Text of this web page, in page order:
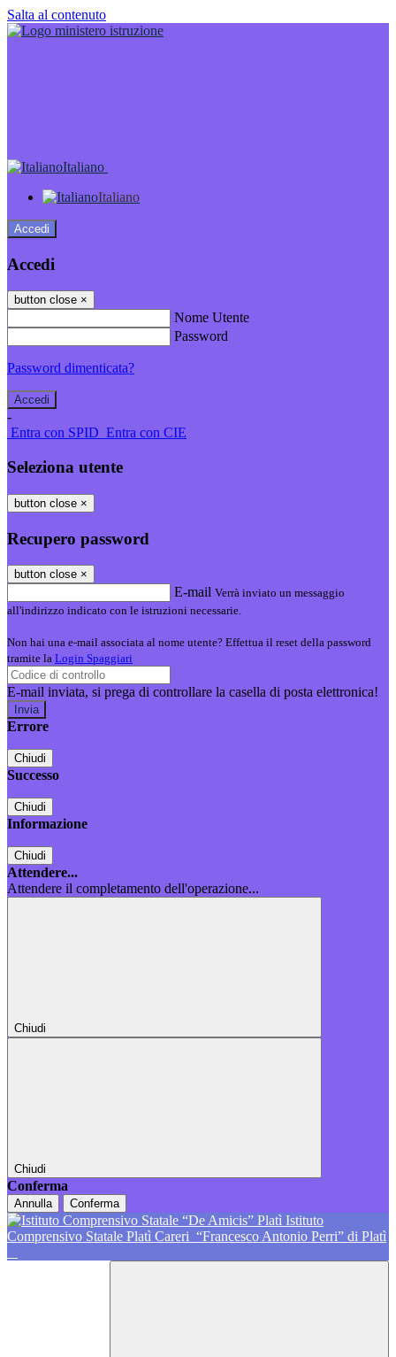
Salta al contenuto
Italiano
Italiano
Accedi
Accedi
button close ×
Nome Utente
Password
Password dimenticata?
-
Entra con SPID Entra con CIE
Seleziona utente
button close ×
Recupero password
button close ×
E-mail Verrà inviato un messaggio
all'indirizzo indicato con le istruzioni necessarie.
Non hai una e-mail associata al nome utente? Effettua il reset della password
tramite la Login Spaggiari
E-mail inviata, si prega di controllare la casella di posta elettronica!
Errore
Chiudi
Successo
Chiudi
Informazione
Chiudi
Attendere...
Attendere il completamento dell'operazione...
Chiudi
Chiudi
Conferma
Annulla Conferma
Istituto
Comprensivo Statale Platì Careri “Francesco Antonio Perri” di Platì